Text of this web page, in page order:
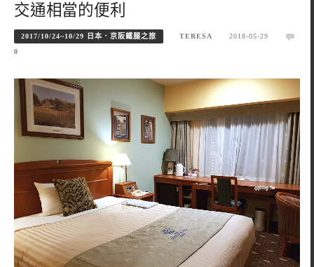
交通相當的便利
2017/10/24~10/29 日本．京阪鐵腿之旅 TERESA
2018-05-29
0